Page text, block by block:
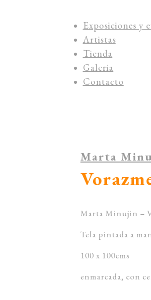
Exposiciones y
Artistas
Tienda
Galeria
Contacto
Marta
Marta Minujin –
Tela pintada a
100 x 100cms
enmarcada, con